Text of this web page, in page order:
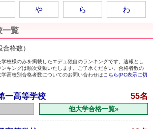
や ら わ
一覧
格数）
校様のみを掲載したエデュ独自のランキングです。速報とし
キングは順次変動いたします。ご了承ください。合格者数の
高校別合格者数についてのお問い合わせは こちら(PC表示に切
一高等学校 55名
他大学合格一覧»